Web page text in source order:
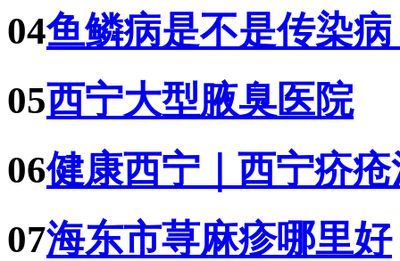
04鱼鳞病是不是传染
05西宁大型腋臭医院
06健康西宁｜西宁疥
07海东市荨麻疹哪里好